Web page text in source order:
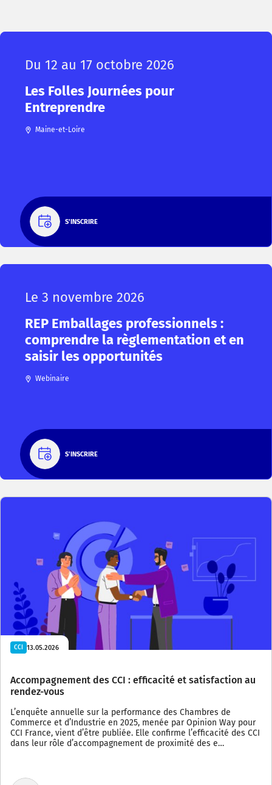
Du 12 au 17 octobre 2026
Les Folles Journées pour
Entreprendre
Maine-et-Loire
S'INSCRIRE
Le 3 novembre 2026
REP Emballages professionnels :
comprendre la règlementation et en
saisir les opportunités
Webinaire
S'INSCRIRE
CCI 13.05.2026
Accompagnement des CCI : efficacité et satisfaction au
rendez-vous
L’enquête annuelle sur la performance des Chambres de
Commerce et d’Industrie en 2025, menée par Opinion Way pour
CCI France, vient d’être publiée. Elle confirme l’efficacité des CCI
dans leur rôle d’accompagnement de proximité des e…